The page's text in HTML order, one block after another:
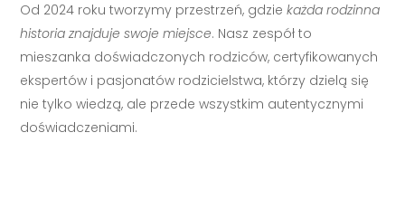
Od 2024 roku tworzymy przestrzeń, gdziekażda rodzinna
historia znajduje swoje miejsce. Nasz zespół to
mieszanka doświadczonych rodziców, certyfikowanych
ekspertów i pasjonatów rodzicielstwa, którzy dzielą się
nie tylko wiedzą, ale przede wszystkim autentycznymi
doświadczeniami.